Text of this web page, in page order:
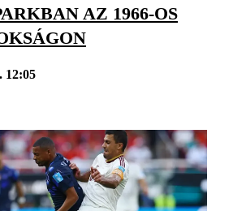
AZ 1966-OS
12:05